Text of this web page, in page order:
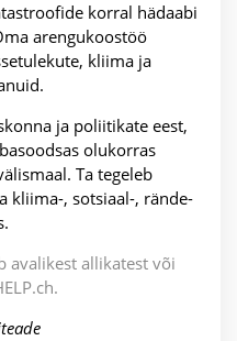
korral hädaabi
arengukoostöö
kliima ja
ja poliitikate eest,
olukorras
Ta tegeleb
kliima-, sotsiaal-, rände-
avalikest allikatest või